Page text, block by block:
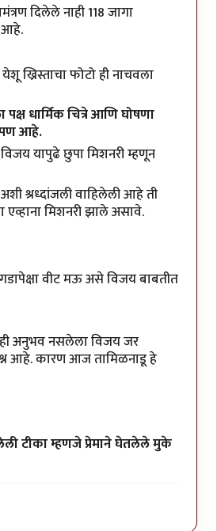
दिलेले नाही 118 जागा
आहे.
ख्रिस्ताचा फोटो ही नाचवला
धार्मिक चित्रे आणि घोषणा
पण आहे.
यापुढे छुपा मिशनरी म्हणून
श्रध्दांजली वाहिलेली आहे ती
एव्हाना मिशनरी झाले असावे.
वीट मऊ असे विजय बाबतीत
अनुभव नसलेला विजय जर
आहे. कारण आज तामिळनाडू हे
टीका म्हणजे प्रेमाने घेतलेले मुके